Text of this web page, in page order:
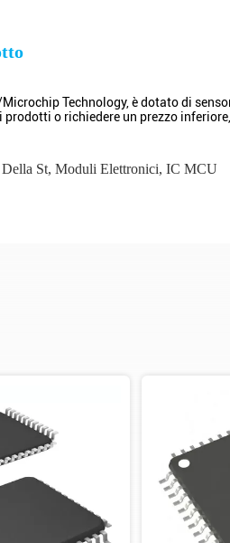
Microchip Technology, è dotato di
prodotti o richiedere un prezzo
St, Moduli Elettronici, IC MCU